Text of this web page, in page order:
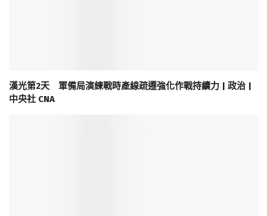
漢光第2天 軍備局演練戰時產線疏遷強化作戰持續力 | 政治 |
中央社 CNA